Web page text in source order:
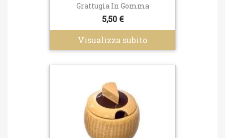
Grattugia In Gomma
5,50 €
Visualizza subito